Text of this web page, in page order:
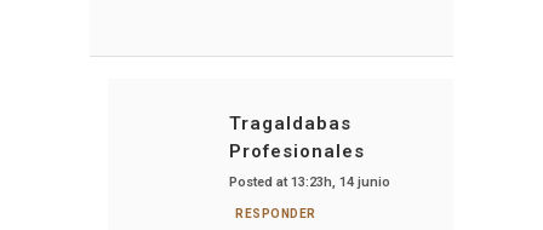
Tragaldabas
Profesionales
Posted at 13:23h, 14 junio
RESPONDER